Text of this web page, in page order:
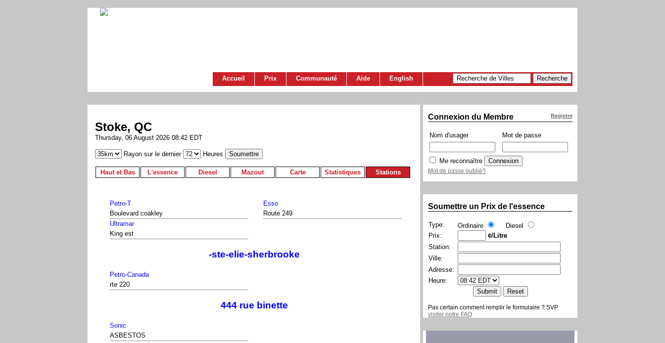
Accueil Prix Communauté Aide English
Stoke, QC
Thursday, 06 August 2026 08:42 EDT
Rayon sur le dernier Heures
Haut et Bas L'essence Diesel Mazout Carte Statistiques Stations
Petro-T
Boulevard coakley
Esso
Route 249
Ultramar
King est
-ste-elie-sherbrooke
Petro-Canada
rte 220
444 rue binette
Sonic
ASBESTOS
Registre
Connexion du Membre
Nom d'usager Mot de passe
Me reconnaître
Mot de passe oublié?
Soumettre un Prix de l'essence
Type: Ordinaire
Diesel
Prix:
¢/Litre
Station:
Ville:
Adresse:
Heure:
Pas certain comment remplir le formulaire ? SVP
visiter notre FAQ